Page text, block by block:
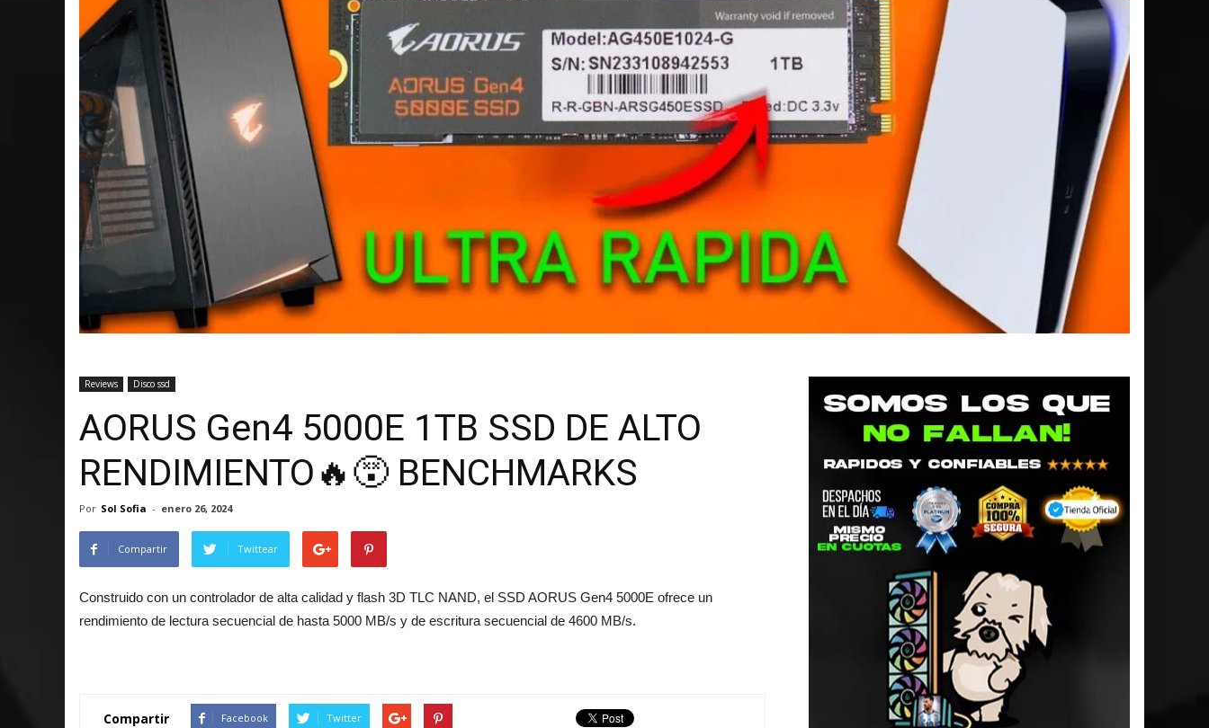
unboxing
&
Reviews Disco ssd
AORUS Gen4 5000E 1TB SSD DE ALTO
RENDIMIENTO🔥😵 BENCHMARKS
Por Sol Sofia - enero 26, 2024
Compartir Twittear
Construido con un controlador de alta calidad y flash 3D TLC NAND, el SSD AORUS Gen4 5000E ofrece un
rendimiento de lectura secuencial de hasta 5000 MB/s y de escritura secuencial de 4600 MB/s.
Compartir Facebook Twitter